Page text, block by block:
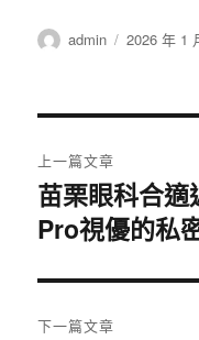
作
admin
發
2026 年 1
章
導
覽
上一篇文章
上
一
文
章:
苗栗眼科合
Pro視優的私
下一篇文章